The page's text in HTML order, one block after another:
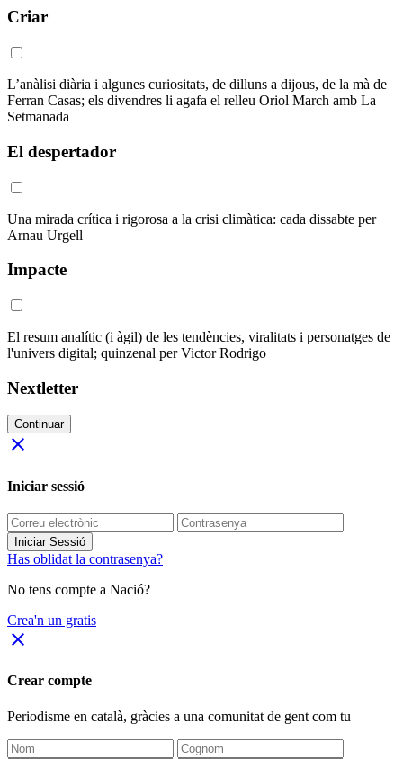
Criar
L’anàlisi diària i algunes curiositats, de dilluns a dijous, de la mà de
Ferran Casas; els divendres li agafa el relleu Oriol March amb La
Setmanada
El despertador
Una mirada crítica i rigorosa a la crisi climàtica: cada dissabte per
Arnau Urgell
Impacte
El resum analític (i àgil) de les tendències, viralitats i personatges de
l'univers digital; quinzenal per Victor Rodrigo
Nextletter
Continuar
close
Iniciar sessió
Iniciar Sessió
Has oblidat la contrasenya?
No tens compte a Nació?
Crea'n un gratis
close
Crear compte
Periodisme en català, gràcies a una comunitat de gent com tu